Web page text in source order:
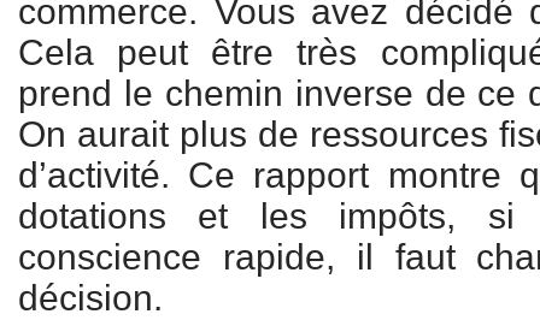
commerce. Vous avez décidé
Cela peut être très
prend le chemin inverse de ce
On aurait plus de ressources
d’activité. Ce rapport
dotations et les impôts,
conscience rapide, il faut
décision.